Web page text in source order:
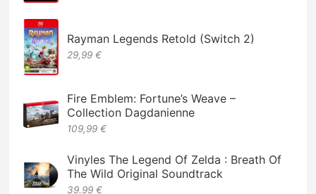
Rayman Legends Retold (Switch 2)
29,99 €
Fire Emblem: Fortune’s Weave –
Collection Dagdanienne
109,99 €
Vinyles The Legend Of Zelda : Breath Of
The Wild Original Soundtrack
39.99 €